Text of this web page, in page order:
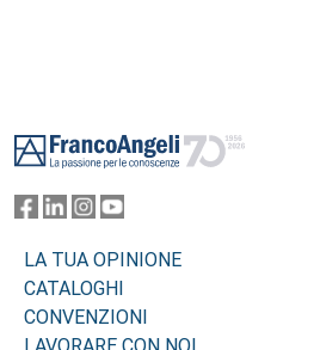
LA TUA OPINIONE
CATALOGHI
CONVENZIONI